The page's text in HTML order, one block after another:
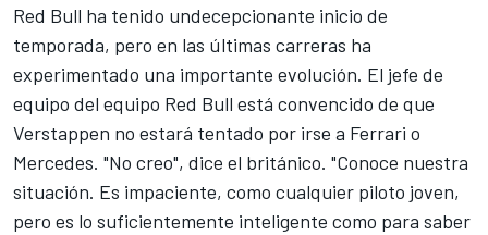
Red Bull ha tenido undecepcionante inicio de
temporada, pero en las últimas carreras ha
experimentado una importante evolución. El jefe de
equipo del equipo Red Bull está convencido de que
Verstappen no estará tentado por irse a Ferrari o
Mercedes. "No creo", dice el británico. "Conoce nuestra
situación. Es impaciente, como cualquier piloto joven,
pero es lo suficientemente inteligente como para saber